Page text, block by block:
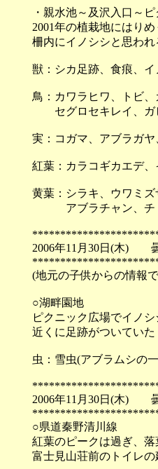
・親水池～及沢入口～
2001年の植栽地にはり
柵内にイノシシと思わ
獣：シカ足跡、食痕、
鳥：カワラヒワ、トビ
セグロセキレイ、ガ
実：コガマ、アブラガ
紅葉：カラコギカエデ
黄葉：シラキ、ウワミ
アブラチャン、チ
2006年11月30
(地元の子供からの情報
○湖畔園地
ピクニック広場でイノシ
近くに足跡がついていた
虫：雪虫(アブラムシの
2006年11月30
○県道秦野清川線
紅葉のピークは過ぎ、
富士見山荘前のトイレの